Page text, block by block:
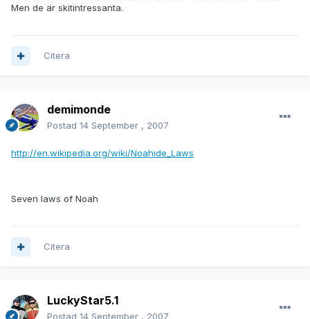
Men de är skitintressanta.
Citera
demimonde
Postad 14 September , 2007
http://en.wikipedia.org/wiki/Noahide_Laws
Seven laws of Noah
Citera
LuckyStar5.1
Postad 14 September , 2007